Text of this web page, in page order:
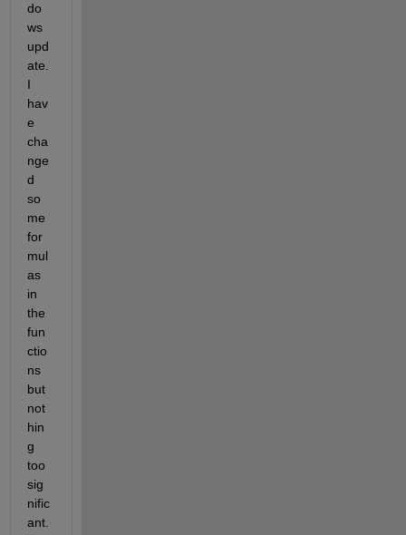
do
ws
upd
ate.
I
hav
e
cha
nge
d
so
me
for
mul
as
in
the
fun
ctio
ns
but
not
hin
g
too
sig
nific
ant.